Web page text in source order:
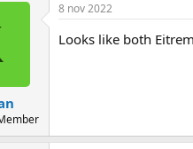
8 nov 2022
Looks like both